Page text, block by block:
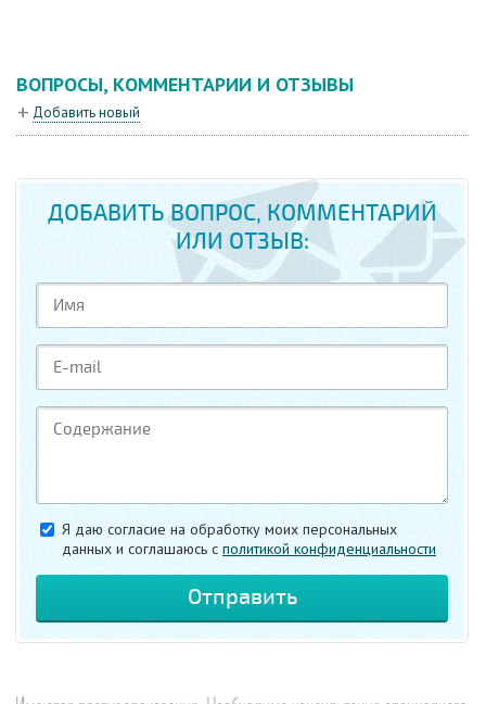
ВОПРОСЫ, КОММЕНТАРИИ И ОТЗЫВЫ
Добавить новый
ДОБАВИТЬ ВОПРОС, КОММЕНТАРИЙ
ИЛИ ОТЗЫВ:
Я даю согласие на обработку моих персональных
данных и соглашаюсь c политикой конфиденциальности